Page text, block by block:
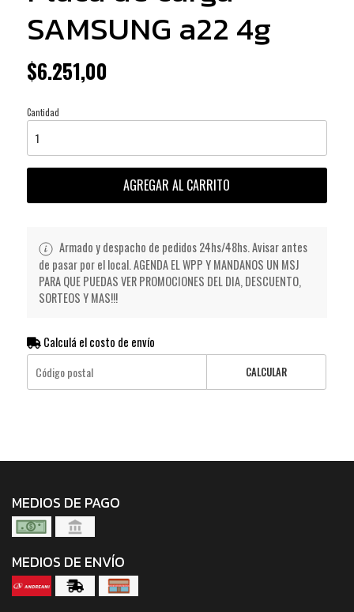
SAMSUNG a22 4g
$6.251,00
Cantidad
AGREGAR AL CARRITO
Armado y despacho de pedidos 24hs/48hs. Avisar antes
de pasar por el local. AGENDA EL WPP Y MANDANOS UN MSJ
PARA QUE PUEDAS VER PROMOCIONES DEL DIA, DESCUENTO,
SORTEOS Y MAS!!!
Calculá el costo de envío
CALCULAR
MEDIOS DE PAGO
MEDIOS DE ENVÍO